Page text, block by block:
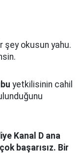
şey okusun yahu.
yetkilisinin cahil
Kanal D ana
başarısız. Bir